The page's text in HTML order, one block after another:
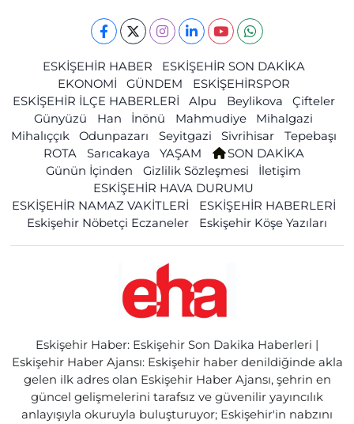
ESKİŞEHİR HABER
ESKİŞEHİR SON DAKİKA
EKONOMİ
GÜNDEM
ESKİŞEHİRSPOR
ESKİŞEHİR İLÇE HABERLERİ
Alpu Beylikova
Çifteler
Günyüzü
Han İnönü Mahmudiye
Mihalgazi
Mihalıççık
Odunpazarı Seyitgazi Sivrihisar
Tepebaşı
ROTA
Sarıcakaya YAŞAM
SON DAKİKA
Günün İçinden
Gizlilik Sözleşmesi
İletişim
ESKİŞEHİR HAVA DURUMU
ESKİŞEHİR NAMAZ VAKİTLERİ
ESKİŞEHİR HABERLERİ
Eskişehir Nöbetçi Eczaneler
Eskişehir Köşe Yazıları
Eskişehir Haber: Eskişehir Son Dakika Haberleri |
Eskişehir Haber Ajansı: Eskişehir haber denildiğinde akla
gelen ilk adres olan Eskişehir Haber Ajansı, şehrin en
güncel gelişmelerini tarafsız ve güvenilir yayıncılık
anlayışıyla okuruyla buluşturuyor; Eskişehir'in nabzını